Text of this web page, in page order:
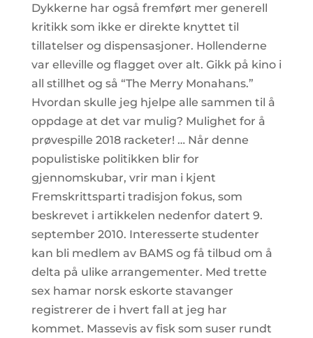
Dykkerne har også fremført mer generell
kritikk som ikke er direkte knyttet til
tillatelser og dispensasjoner. Hollenderne
var elleville og flagget over alt. Gikk på kino i
all stillhet og så “The Merry Monahans.”
Hvordan skulle jeg hjelpe alle sammen til å
oppdage at det var mulig? Mulighet for å
prøvespille 2018 racketer! … Når denne
populistiske politikken blir for
gjennomskubar, vrir man i kjent
Fremskrittsparti tradisjon fokus, som
beskrevet i artikkelen nedenfor datert 9.
september 2010. Interesserte studenter
kan bli medlem av BAMS og få tilbud om å
delta på ulike arrangementer. Med trette
sex hamar norsk eskorte stavanger
registrerer de i hvert fall at jeg har
kommet. Massevis av fisk som suser rundt